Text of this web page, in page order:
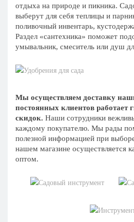
отдыха на природе и пикника.
выберут для себя теплицы и
поливочный инвентарь,
Раздел «сантехника» поможет
умывальник, смеситель или душ
Мы осуществляем доставку
постоянных клиентов работает
скидок. Наши сотрудники
каждому покупателю. Мы рады
полезной информацией при
нашем магазине осуществляется
оптом.